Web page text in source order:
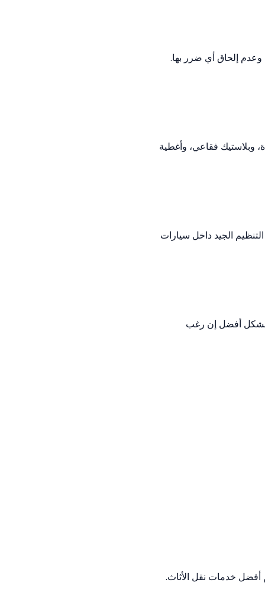
وعدم إلحاق أي ضرر بها.
وبلاستيك فقاعي، وأغطية
الجيد داخل سيارات
بشكل أفضل إن رغب
خدمات نقل الأثاث.